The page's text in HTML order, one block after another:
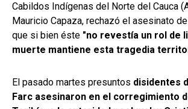
Cabildos Indígenas del Norte del Cauca
Mauricio Capaza, rechazó el asesinato
que si bien éste "no revestía un rol de
muerte mantiene esta tragedia
El pasado martes presuntos disidentes
Farc asesinaron en el corregimiento